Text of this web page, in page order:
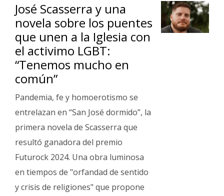
José Scasserra y una
novela sobre los puentes
que unen a la Iglesia con
el activimo LGBT:
“Tenemos mucho en
común”
Pandemia, fe y homoerotismo se
entrelazan en “San José dormido”, la
primera novela de Scasserra que
resultó ganadora del premio
Futurock 2024. Una obra luminosa
en tiempos de "orfandad de sentido
y crisis de religiones" que propone